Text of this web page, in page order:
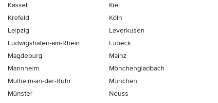
Kassel
Kiel
Krefeld
Köln
Leipzig
Leverkusen
Ludwigshafen-am-Rhein
Lübeck
Magdeburg
Mainz
Mannheim
Mönchen­gladbach
Mülheim-an-der-Ruhr
München
Münster
Neuss